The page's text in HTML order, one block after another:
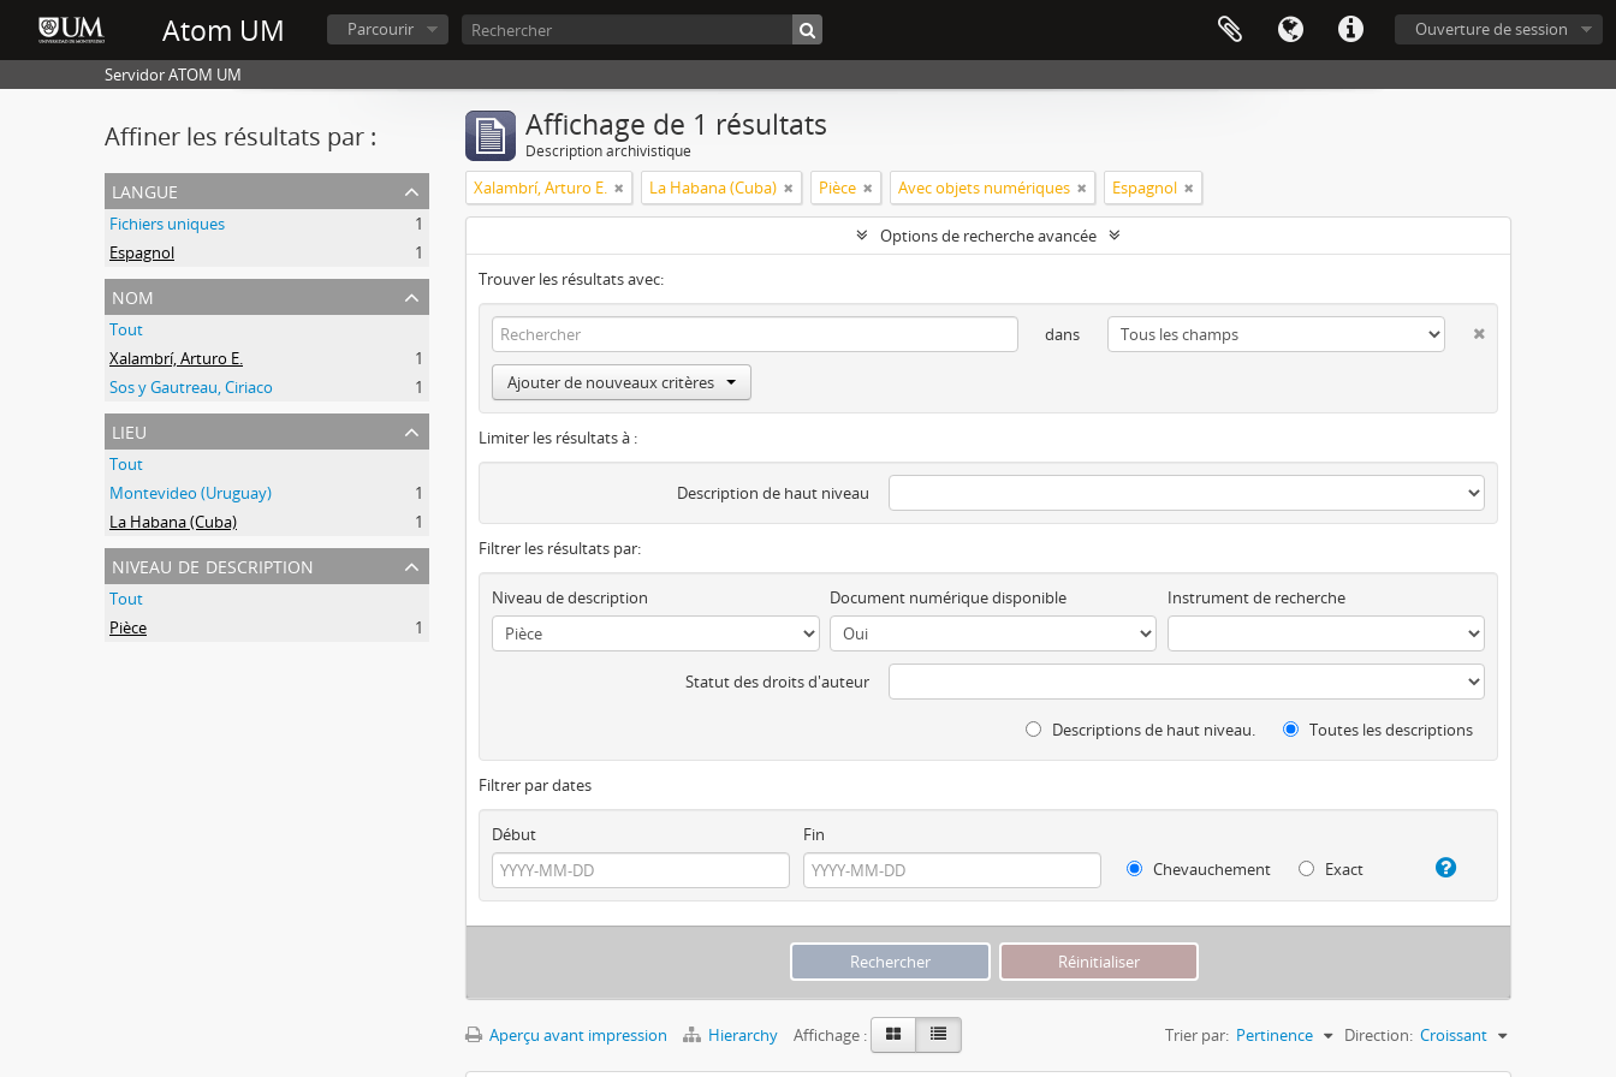
Atom UM Ouverture de session
Parcourir
Servidor ATOM UM
Affiner les résultats par :
langue
Fichiers uniques
1
Espagnol
1
nom
Tout
Xalambrí, Arturo E.
1
Sos y Gautreau, Ciriaco
1
lieu
Tout
Montevideo (Uruguay)
1
La Habana (Cuba)
1
niveau de description
Tout
Pièce
1
Affichage de 1 résultats
Description archivistique
Xalambrí, Arturo E. La Habana (Cuba) Pièce Avec objets numériques Espagnol
Options de recherche avancée
Trouver les résultats avec:
dans
Ajouter de nouveaux critères
Limiter les résultats à :
Description de haut niveau
Filtrer les résultats par:
Niveau de description Document numérique disponible Instrument de recherche
Statut des droits d'auteur
Descriptions de haut niveau. Toutes les descriptions
Filtrer par dates
Début
Fin
Chevauchement
Exact
Aperçu avant impression Hierarchy Affichage : Trier par: Pertinence Direction: Croissant